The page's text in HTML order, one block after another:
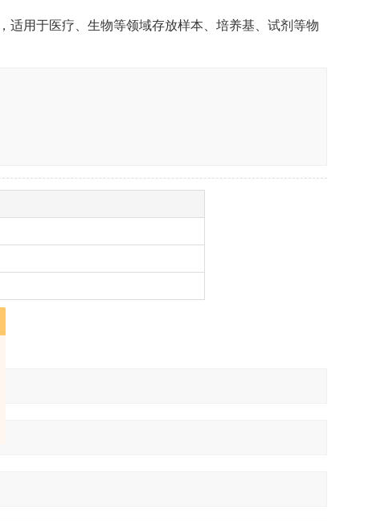
适用于医疗、生物等领域存放样本、培养基、试剂等物